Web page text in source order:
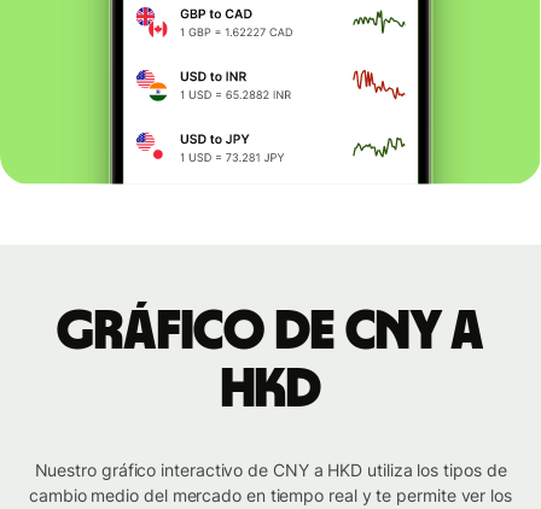
Gráfico de CNY a
HKD
Nuestro gráfico interactivo de CNY a HKD utiliza los tipos de
cambio medio del mercado en tiempo real y te permite ver los